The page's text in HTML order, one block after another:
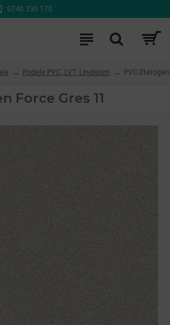
0740 230 170
Podele PVC, LVT, Linoleum PVC
Force Gres 11